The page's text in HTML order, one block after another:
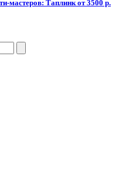
мастеров: Таплинк от 3500 р.